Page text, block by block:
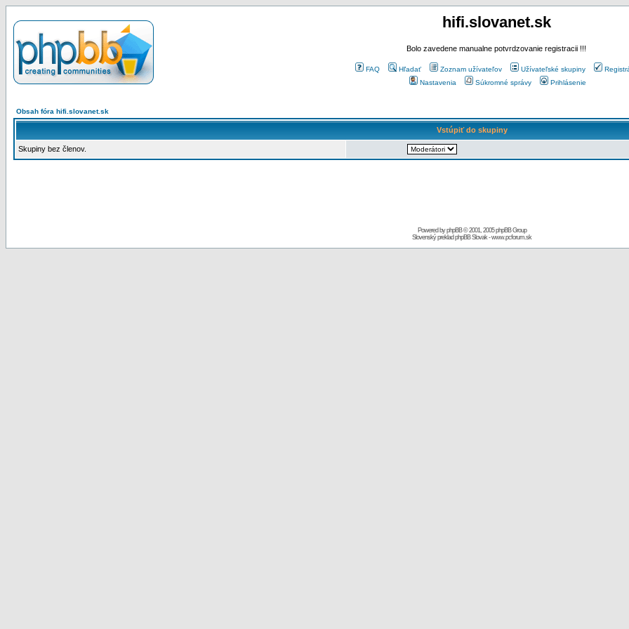
hifi.slovanet.sk
Bolo zavedene manualne potvrdzovanie registracii !!!
FAQ Hľadať Zoznam užívateľov Užívateľské skupiny
Nastavenia
Súkromné správy Prihlásenie
Obsah fóra hifi.slovanet.sk
Vstúpiť do skupiny
Skupiny bez členov.
Powered byphpBB© 2001, 2005 phpBB Group
Slovenský preklad phpBB Slovak-www.pcforum.sk